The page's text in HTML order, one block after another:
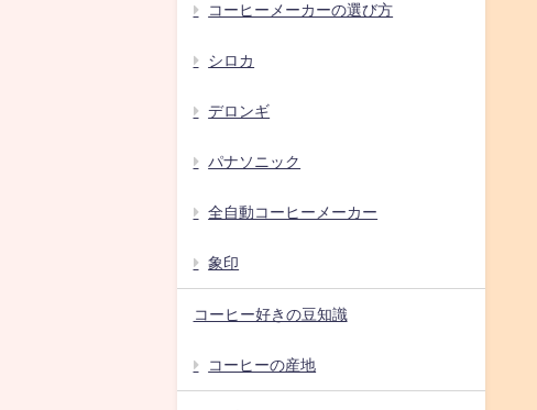
コーヒーメーカーの選び方
シロカ
デロンギ
パナソニック
全自動コーヒーメーカー
象印
コーヒー好きの豆知識
コーヒーの産地